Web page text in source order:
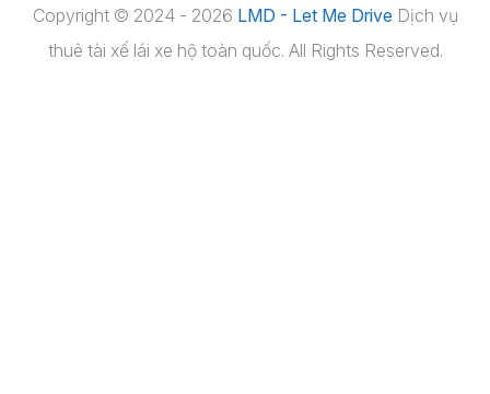
Copyright © 2024 - 2026 LMD - Let Me Drive Dịch vụ
thuê tài xế lái xe hộ toàn quốc. All Rights Reserved.